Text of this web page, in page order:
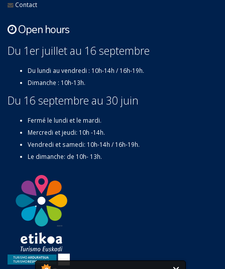
Contact
Open hours
Du 1er juillet au 16 septembre
Du lundi au vendredi : 10h-14h / 16h-19h.
Dimanche : 10h-13h.
Du 16 septembre au 30 juin
Fermé le lundi et le mardi.
Mercredi et jeudi: 10h -14h.
Vendredi et samedi: 10h-14h / 16h-19h.
Le dimanche: de 10h- 13h.